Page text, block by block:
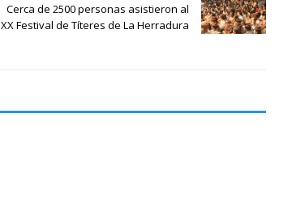
Cerca de 2500 personas asistieron al
XX Festival de Títeres de La Herradura